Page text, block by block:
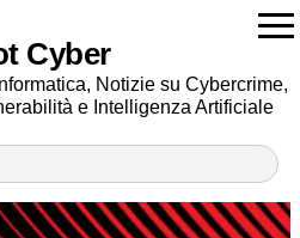
Cyber
Notizie su Cybercrime,
e Intelligenza Artificiale